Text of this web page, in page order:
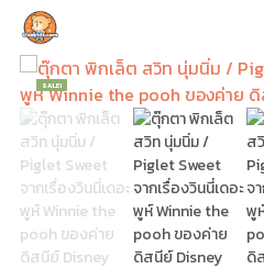
SALE!